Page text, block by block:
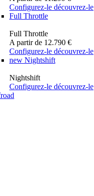
Configurez-le découvrez-le
Full Throttle
Full Throttle
A partir de 12.790 €
Configurez-le découvrez-le
new Nightshift
Nightshift
Configurez-le découvrez-le